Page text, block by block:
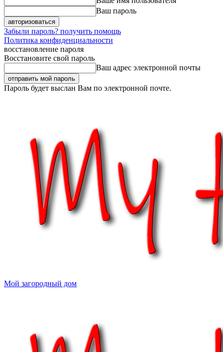
Ваш пароль
Забыли пароль? получить помощь
Политика конфиденциальности
восстановление пароля
Восстановите свой пароль
Ваш адрес электронной почты
Пароль будет выслан Вам по электронной почте.
Мой загородный дом